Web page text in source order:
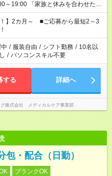
みを合わせた
備がしたい」 「できれば残業はし
ださいね。 ※Wワーク希望
する勤務時間と、もう1つのお仕事
を超える場合は応募できません。
！】2カ月～ ■ご応募から最短2～3
/ 服装自由 / シフト勤務 / 10名以
/ パソコンスキル不要
する 詳細へ
グ株式会社 メディカルケア事業部
・配合（日勤）
ブランクOK